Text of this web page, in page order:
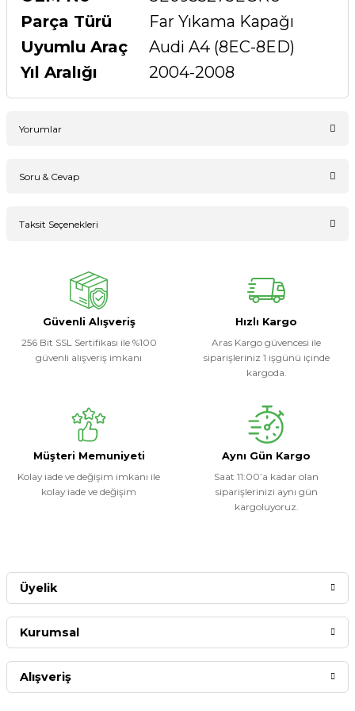
Parça Türü
Far Yıkama Kapağı
Uyumlu Araç
Audi A4 (8EC-8ED)
Yıl Aralığı
2004-2008
Yorumlar
Soru & Cevap
Taksit Seçenekleri
Güvenli Alışveriş
256 Bit SSL Sertifikası ile %100
güvenli alışveriş imkanı
Hızlı Kargo
Aras Kargo güvencesi ile
siparişleriniz 1 işgünü içinde
kargoda.
Müşteri Memuniyeti
Kolay iade ve değişim imkanı ile
kolay iade ve değişim
Aynı Gün Kargo
Saat 11:00’a kadar olan
siparişlerinizi aynı gün
kargoluyoruz.
Üyelik
Kurumsal
Alışveriş